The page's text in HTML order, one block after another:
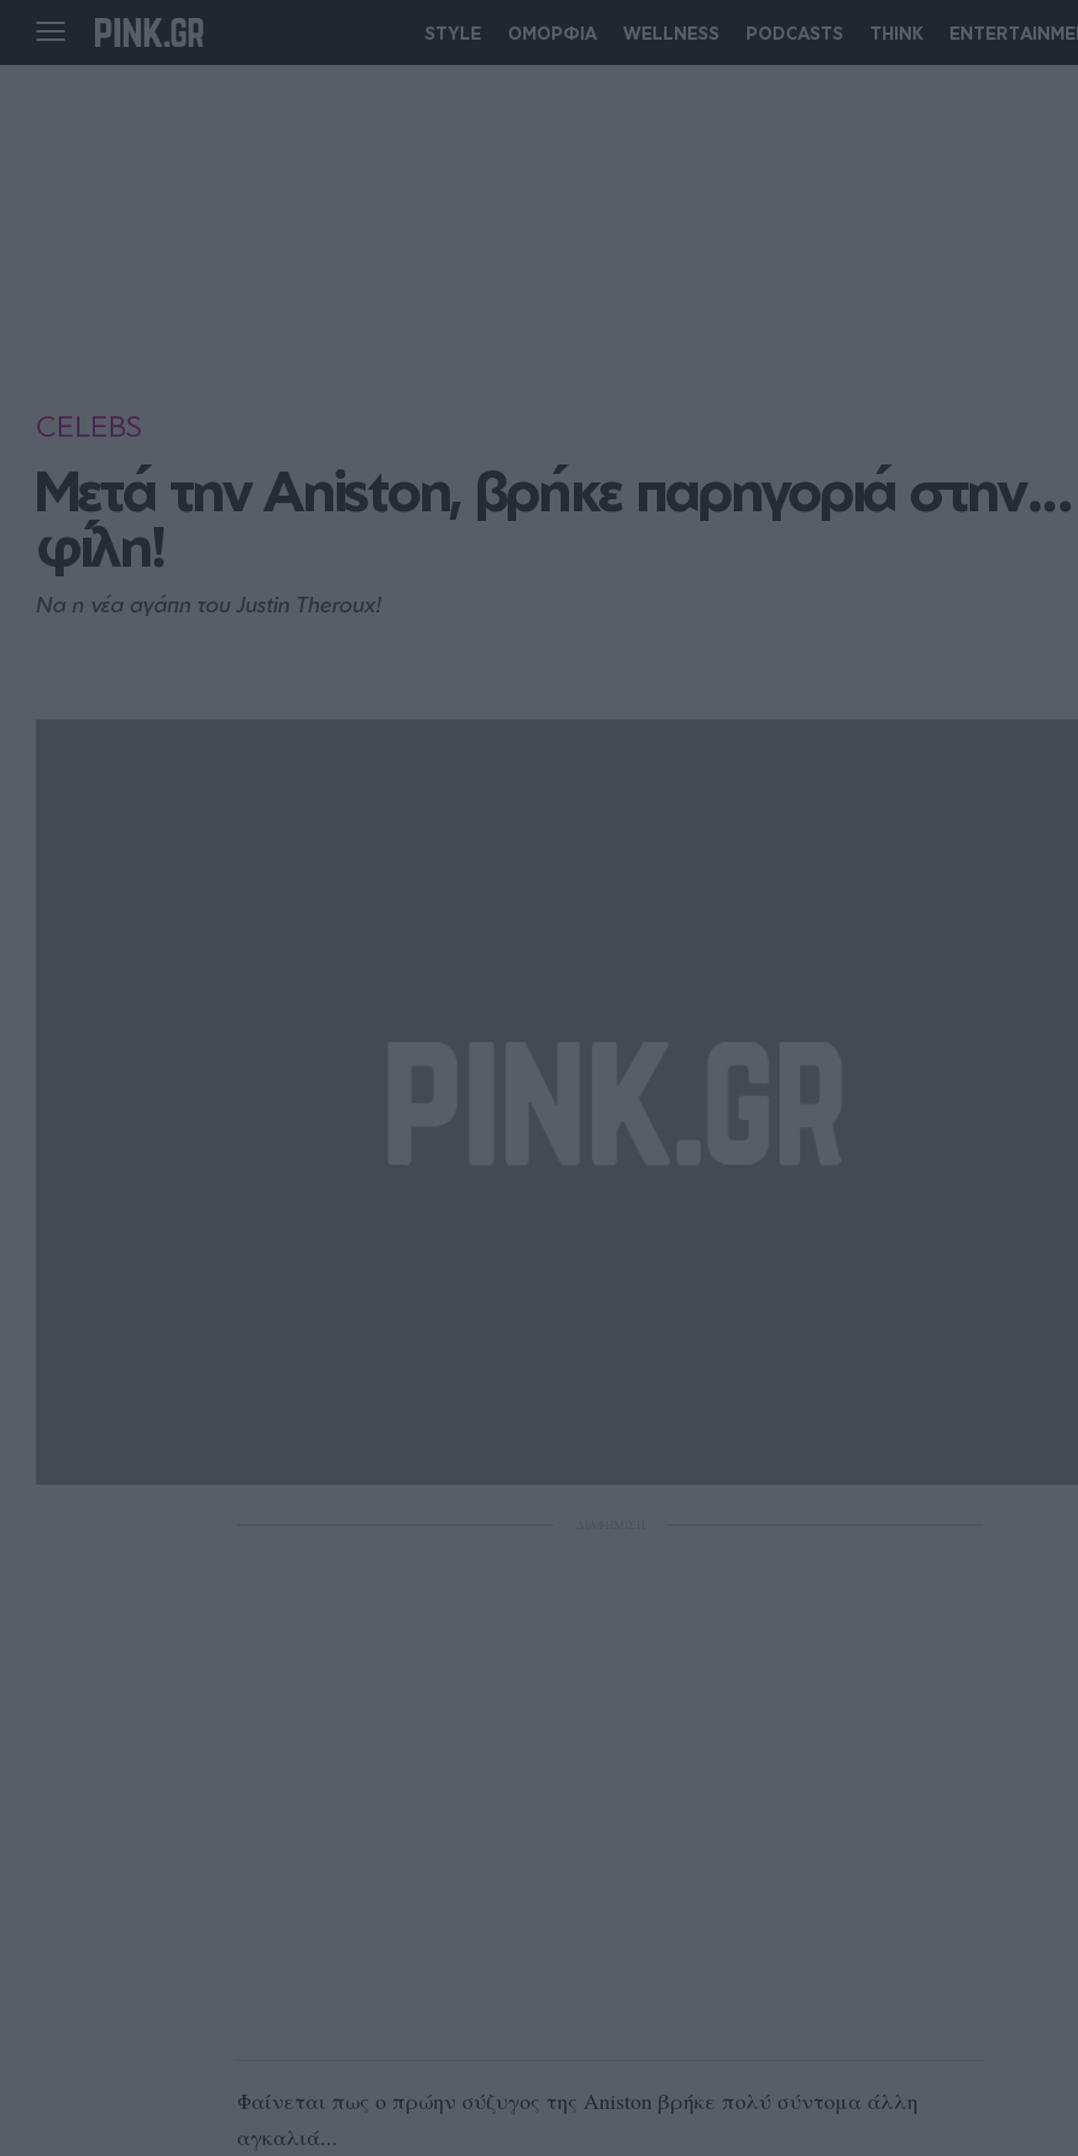
STYLE ΟΜΟΡΦΙΑ WELLNESS PODCASTS THINK
CELEBS
Μετά την Aniston, βρήκε παρηγοριά στην...
φίλη!
Να η νέα αγάπη του Justin Theroux!
Φαίνεται πως ο πρώην σύζυγος της Aniston βρήκε πολύ σύντομα άλλη
αγκαλιά...